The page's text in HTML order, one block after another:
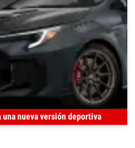
una nueva versión deportiva